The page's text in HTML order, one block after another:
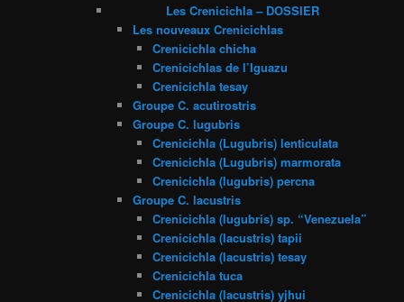
Les Crenicichla – DOSSIER
Les nouveaux Crenicichlas
Crenicichla chicha
Crenicichlas de l’Iguazu
Crenicichla tesay
Groupe C. acutirostris
Groupe C. lugubris
Crenicichla (Lugubris) lenticulata
Crenicichla (Lugubris) marmorata
Crenicichla (lugubris) percna
Groupe C. lacustris
Crenicichla (lugubris) sp. “Venezuela”
Crenicichla (lacustris) tapii
Crenicichla (lacustris) tesay
Crenicichla tuca
Crenicichla (lacustris) yjhui